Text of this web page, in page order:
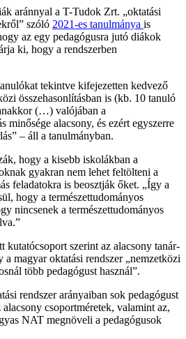
aránnyal a T-Tudok Zrt. „oktatási
szóló 2021-es tanulmánya is
az egy pedagógusra jutó diákok
ki, hogy a rendszerben
tekintve kifejezetten kedvező
összehasonlításban is (kb. 10 tanuló
(…) valójában a
minősége alacsony, és ezért egyszerre
– áll a tanulmányban.
hogy a kisebb iskolákban a
gyakran nem lehet feltölteni a
feladatokra is beosztják őket. „Így a
hogy a természettudományos
nincsenek a természettudományos
kutatócsoport szerint az alacsony tanár-
magyar oktatási rendszer „nemzetközi
több pedagógust használ”.
rendszer arányaiban sok pedagógust
csoportméretek, valamint az,
NAT megnöveli a pedagógusok